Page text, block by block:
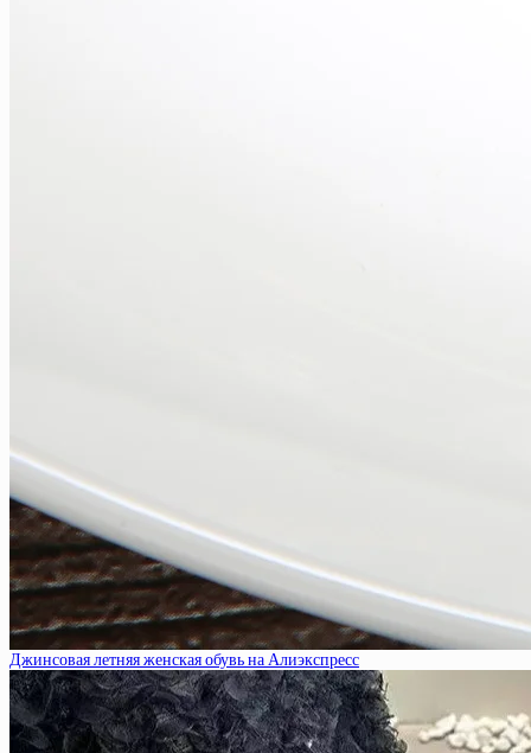
Джинсовая летняя женская обувь на Алиэкспресс